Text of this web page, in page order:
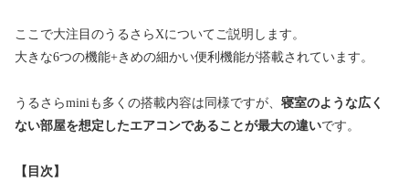
ここで大注目のうるさらXについてご説明します。
大きな6つの機能+きめの細かい便利機能が搭載されています。
うるさらminiも多くの搭載内容は同様ですが、 寝室のような広く
ない部屋を想定したエアコンであることが最大の違いです。
【目次】